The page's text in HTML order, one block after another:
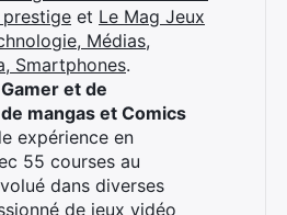
et Le Mag Jeux
Médias,
Smartphones.
et de
mangas et Comics
expérience en
55 courses au
dans diverses
de jeux vidéo